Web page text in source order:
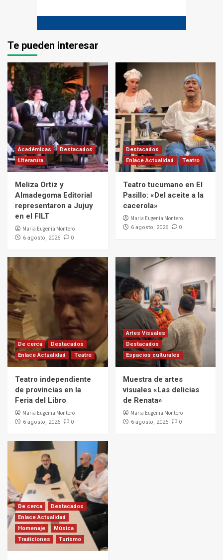
Te pueden interesar
Académicas
Destacados
Literarura
Meliza Ortiz y
Almadegoma Editorial
representaron a Jujuy
en el FILT
Maria Eugenia Montero
6 agosto, 2026 0
Destacados
Enlace Actualidad
Teatro
Teatro tucumano en El
Pasillo: «Del aceite a la
cacerola»
Maria Eugenia Montero
6 agosto, 2026 0
De cerca
Destacados
Enlace Actualidad
Teatro
Teatro independiente
de provincias en la
Feria del Libro
Maria Eugenia Montero
6 agosto, 2026 0
Artes Visuales
Destacados
Espacios culturales
Muestra de artes
visuales «Las delicias
de Renata»
Maria Eugenia Montero
6 agosto, 2026 0
De cerca
Destacados
Enlace Actualidad
Homenaje
Música
Tradiciones
Turismo